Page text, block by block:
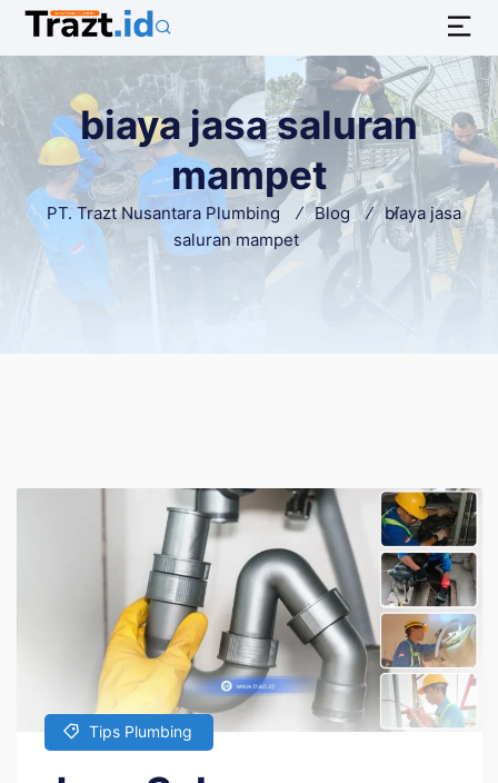
biaya jasa saluran
mampet
PT. Trazt Nusantara Plumbing Blog
biaya jasa
saluran mampet
Tips Plumbing